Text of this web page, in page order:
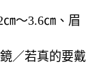
㎝～3.6㎝、眉
／若真的要戴